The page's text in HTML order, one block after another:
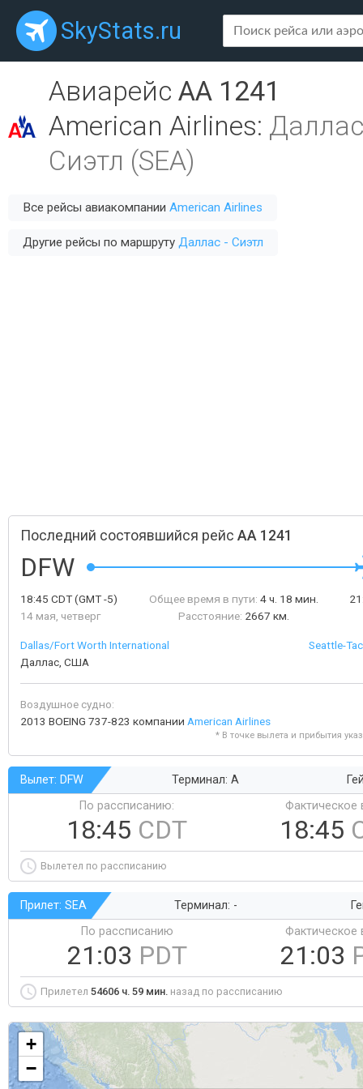
SkyStats.ru
Авиарейс AA 1241
American Airlines:
Сиэтл (SEA)
Все рейсы авиакомпании American Airlines
Другие рейсы по маршруту Даллас - Сиэтл
Последний состоявшийся рейс AA 1241
DFW
18:45 CDT(GMT -5)
14 мая, четверг
Общее время в пути: 4 ч. 18 мин.
Расстояние: 2667 км.
Dallas/Fort Worth International
Даллас, США
Seattle-
Воздушное судно:
2013 BOEING 737-823 компании American Airlines
* В точке вылета и прибытия
Вылет: DFW Терминал: A
По рассписанию:
18:45 CDT
Фактическое
18:45
Вылетел по рассписанию
Прилет: SEA Терминал: -
По рассписанию
21:03 PDT
Фактическое
21:03
Прилетел 54606 ч. 59 мин. назад по рассписанию
+
−